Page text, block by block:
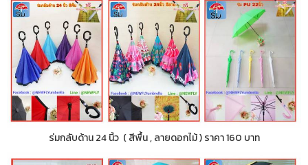
ร่มกลับด้าน 24 นิ้ว ( สีพื้น , ลายดอกไม้ ) ราคา 160 บาท